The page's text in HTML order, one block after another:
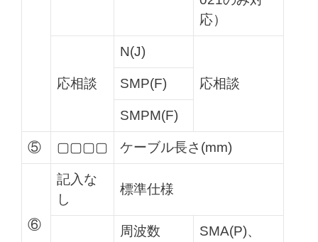
応）
応相談
N(J)
応相談
SMP(F)
SMPM(F)
⑤ ▢▢▢▢ ケーブル長さ(mm)
⑥
記入な
し
標準仕様
周波数
SMA(P)、